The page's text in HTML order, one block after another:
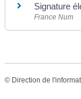
Signature
France Num
© Direction de